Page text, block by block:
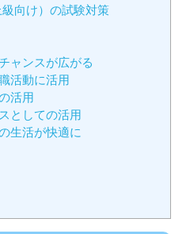
向け）の試験対策
ャンスが広がる
活動に活用
活用
としての活用
生活が快適に